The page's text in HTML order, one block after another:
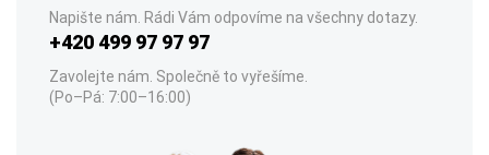
Napište nám. Rádi Vám odpovíme na všechny dotazy.
+420 499 97 97 97
Zavolejte nám. Společně to vyřešíme.
(Po–Pá: 7:00–16:00)